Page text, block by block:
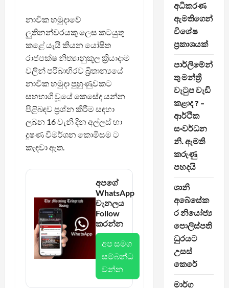
නාවික හමුදාවේ
ලුතිනන්වරයකු ලෙස කටයුතු
කළේ යැයි කියන යෝෂිත
රාජපක්ෂ නිත්‍යානුකූල ක්‍රියාදාම
වලින් පරිබාහිරව බ්‍රිතාන්‍යයේ
නාවික හමුදා පුහුණුවකට
සහභාගි වූයේ කෙසේද යන්න
පිළිබඳව ප්‍රශ්න කිරීම සඳහා
ලබන 16 වැනි දින අල්ලස් හා
දුෂණ විමර්ශන කොමිසම ට
කැඳවා ඇත.
අපගේ
WhatsApp
චැනලය
Follow
කරන්න
අප සමග
සම්බන්ධ
වන්න
අධිකරණ
ඇමතිගෙන්
විශේෂ
ප්‍රකාශයක්
පාර්ලිමේන්
තු මන්ත්‍රී
වැටුප වැඩි
කළාද ? –
ආර්ථික
සංවර්ධන
නි. ඇමති
කරුණු
පහදයි
ශානි
අබේසේක
ර නියෝජ්‍ය
පොලිස්පති
ධුරයට
උසස්
කෙරේ
මාර්ග